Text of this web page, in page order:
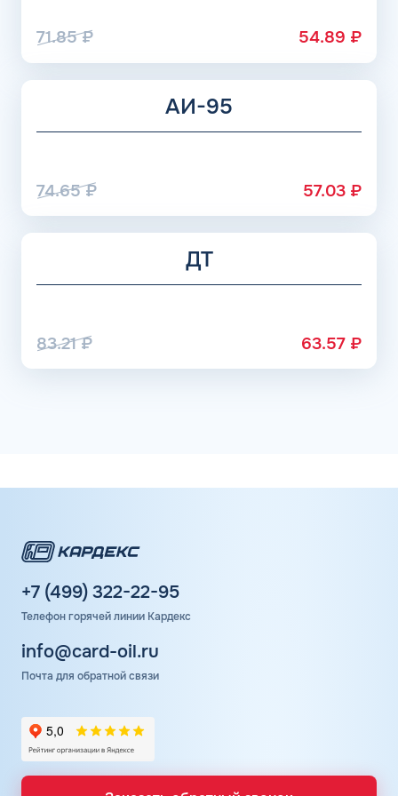
71.85₽ 54.89 ₽
АИ-95
74.65₽ 57.03 ₽
ДТ
83.21₽ 63.57 ₽
+7 (499) 322-22-95
Телефон горячей линии Кардекс
info@card-oil.ru
Почта для обратной связи